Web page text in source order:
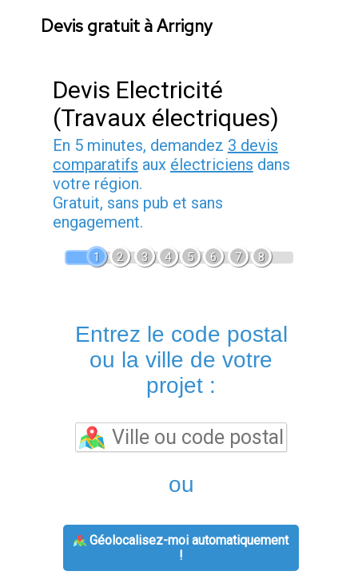
Devis gratuit à Arrigny
Devis Electricité
(Travaux électriques)
En 5 minutes, demandez 3 devis
comparatifs aux électriciens dans
votre région.
Gratuit, sans pub et sans
engagement.
1 2 3 4 5 6 7 8
Entrez le code postal
ou la ville de votre
projet :
ou
Géolocalisez-moi automatiquement
!